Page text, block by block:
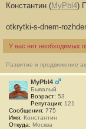
о
щ
н
и
е
#
8
6
1
Константин (MyPbl4)
otkrytki-s-dnem-
У вас нет необходимых
Развитие и продвижение
MyPbl4
Бывалый
Возраст: 53
Репутация: 121
Сообщения: 775
Имя: Константин
Откуда: Москва